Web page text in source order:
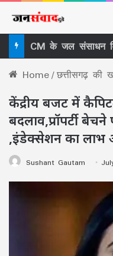
Home/छत्तीसगढ़ की
केंद्रीय बजट में
बदलाव,प्रॉपर्टी
,इंडेक्सेशन का लाभ
Sushant Gautam